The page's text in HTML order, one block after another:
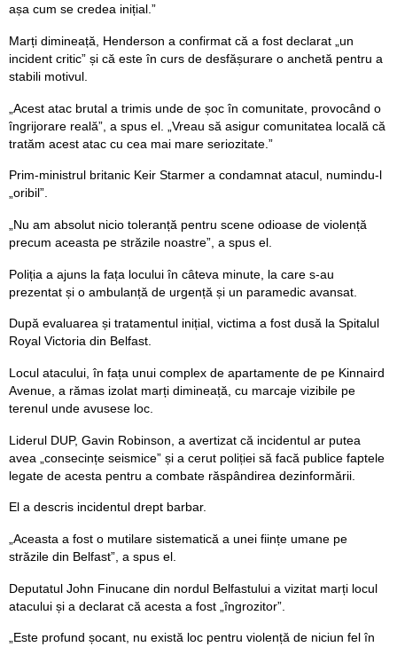
așa cum se credea inițial.”
Marți dimineață, Henderson a confirmat că a fost declarat „un
incident critic” și că este în curs de desfășurare o anchetă pentru a
stabili motivul.
„Acest atac brutal a trimis unde de șoc în comunitate, provocând o
îngrijorare reală”, a spus el. „Vreau să asigur comunitatea locală că
tratăm acest atac cu cea mai mare seriozitate.”
Prim-ministrul britanic Keir Starmer a condamnat atacul, numindu-l
„oribil”.
„Nu am absolut nicio toleranță pentru scene odioase de violență
precum aceasta pe străzile noastre”, a spus el.
Poliția a ajuns la fața locului în câteva minute, la care s-au
prezentat și o ambulanță de urgență și un paramedic avansat.
După evaluarea și tratamentul inițial, victima a fost dusă la Spitalul
Royal Victoria din Belfast.
Locul atacului, în fața unui complex de apartamente de pe Kinnaird
Avenue, a rămas izolat marți dimineață, cu marcaje vizibile pe
terenul unde avusese loc.
Liderul DUP, Gavin Robinson, a avertizat că incidentul ar putea
avea „consecințe seismice” și a cerut poliției să facă publice faptele
legate de acesta pentru a combate răspândirea dezinformării.
El a descris incidentul drept barbar.
„Aceasta a fost o mutilare sistematică a unei ființe umane pe
străzile din Belfast”, a spus el.
Deputatul John Finucane din nordul Belfastului a vizitat marți locul
atacului și a declarat că acesta a fost „îngrozitor”.
„Este profund șocant, nu există loc pentru violență de niciun fel în